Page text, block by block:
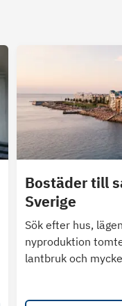
Bostäder till
Sverige
Sök efter hus,
nyproduktion
lantbruk och